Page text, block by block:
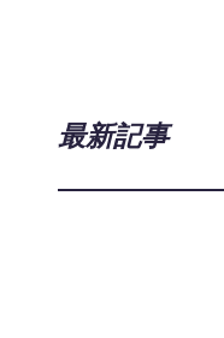
最新記事